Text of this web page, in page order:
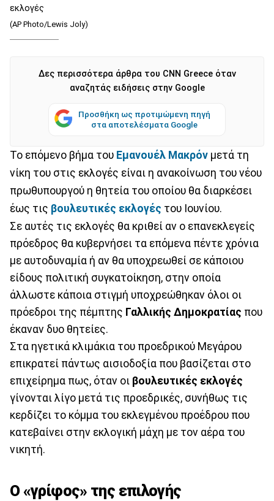
εκλογές
(AP Photo/Lewis Joly)
Δες περισσότερα άρθρα του CNN Greece όταν
αναζητάς ειδήσεις στην Google
Προσθήκη ως προτιμώμενη πηγή
στα αποτελέσματα Google
Το επόμενο βήμα του Εμανουέλ Μακρόν μετά τη
νίκη του στις εκλογές είναι η ανακοίνωση του νέου
πρωθυπουργού η θητεία του οποίου θα διαρκέσει
έως τις βουλευτικές εκλογές του Ιουνίου.
Σε αυτές τις εκλογές θα κριθεί αν ο επανεκλεγείς
πρόεδρος θα κυβερνήσει τα επόμενα πέντε χρόνια
με αυτοδυναμία ή αν θα υποχρεωθεί σε κάποιου
είδους πολιτική συγκατοίκηση, στην οποία
άλλωστε κάποια στιγμή υποχρεώθηκαν όλοι οι
πρόεδροι της πέμπτης Γαλλικής Δημοκρατίας που
έκαναν δυο θητείες.
Στα ηγετικά κλιμάκια του προεδρικού Μεγάρου
επικρατεί πάντως αισιοδοξία που βασίζεται στο
επιχείρημα πως, όταν οι βουλευτικές εκλογές
γίνονται λίγο μετά τις προεδρικές, συνήθως τις
κερδίζει το κόμμα του εκλεγμένου προέδρου που
κατεβαίνει στην εκλογική μάχη με τον αέρα του
νικητή.
Ο «γρίφος» της επιλογής